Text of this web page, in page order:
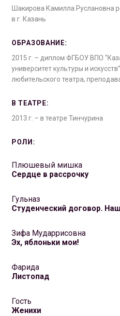
Шакирова Камилла Руслановна
в г. Казань
ОБРАЗОВАНИЕ:
2015 г. – диплом ФГБОУ ВПО
университет культуры и
любительского театра,
В ТЕАТРЕ:
2013 г. – в театре Тинчурина
РОЛИ:
Плюшевый мишка
Сердце в рассрочку
Гульназ
Студенческий договор.
Зифа Мударрисовна
Эх, яблоньки мои!
Фарида
Листопад
Гость
Женихи